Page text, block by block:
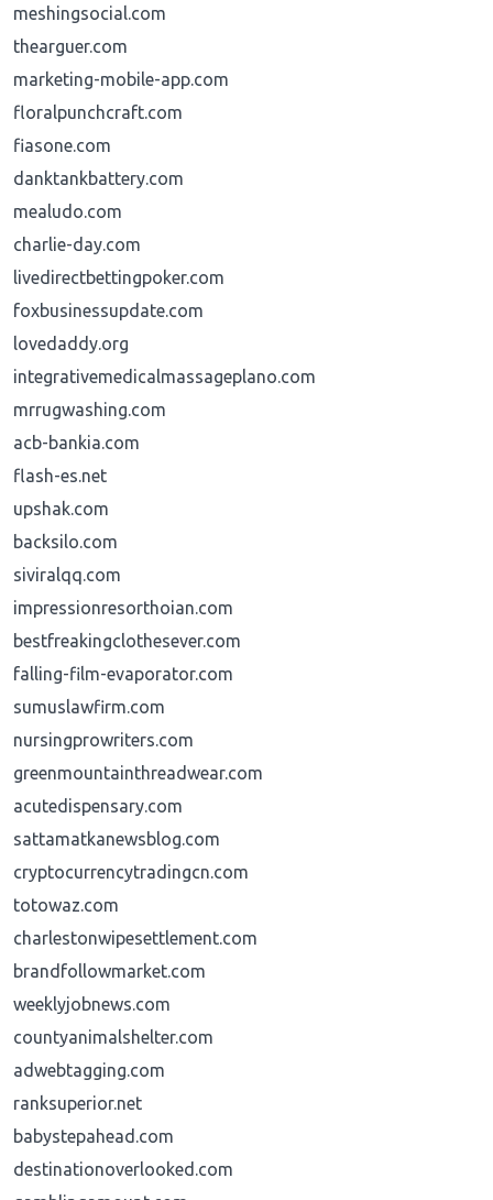
meshingsocial.com
thearguer.com
marketing-mobile-app.com
floralpunchcraft.com
fiasone.com
danktankbattery.com
mealudo.com
charlie-day.com
livedirectbettingpoker.com
foxbusinessupdate.com
lovedaddy.org
integrativemedicalmassageplano.com
mrrugwashing.com
acb-bankia.com
flash-es.net
upshak.com
backsilo.com
siviralqq.com
impressionresorthoian.com
bestfreakingclothesever.com
falling-film-evaporator.com
sumuslawfirm.com
nursingprowriters.com
greenmountainthreadwear.com
acutedispensary.com
sattamatkanewsblog.com
cryptocurrencytradingcn.com
totowaz.com
charlestonwipesettlement.com
brandfollowmarket.com
weeklyjobnews.com
countyanimalshelter.com
adwebtagging.com
ranksuperior.net
babystepahead.com
destinationoverlooked.com